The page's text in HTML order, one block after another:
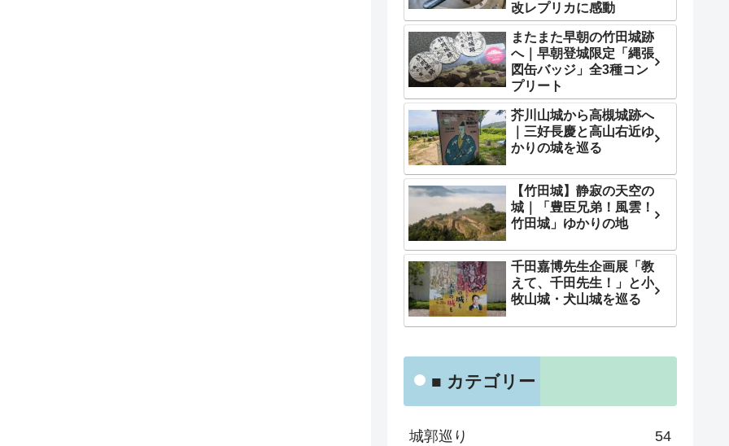
改レプリカに感動
またまた早朝の竹田城跡
へ｜早朝登城限定「縄張
図缶バッジ」全3種コン
プリート
芥川山城から高槻城跡へ
｜三好長慶と高山右近ゆ
かりの城を巡る
【竹田城】静寂の天空の
城｜「豊臣兄弟！風雲！
竹田城」ゆかりの地
千田嘉博先生企画展「教
えて、千田先生！」と小
牧山城・犬山城を巡る
■ カテゴリー
城郭巡り 54